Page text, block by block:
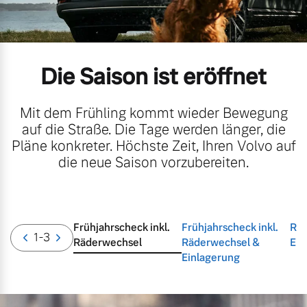
Mild-Hybrid
Geschäftskunden
Konnektivität
Angebot anfragen
Volvo Gebrauchtwagenbörse
Aktuelle Zubehörangebote
Zubehörkatalog
Service by Volvo
Vielzahl von Original
Kontakt und Anfahrt
Die Saison ist eröffnet
Mit dem Frühling kommt wieder Bewegung
auf die Straße. Die Tage werden länger, die
Pläne konkreter. Höchste Zeit, Ihren Volvo auf
die neue Saison vorzubereiten.
1-3
Frühjahrscheck inkl.
Räderwechsel
Frühjahrscheck inkl.
Räderwechsel &
Einlagerung